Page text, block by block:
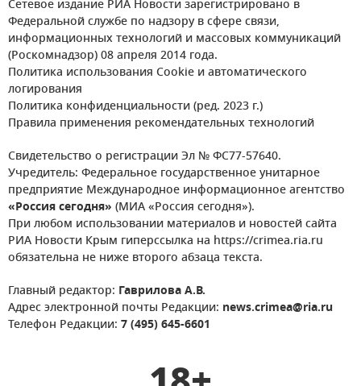
Сетевое издание РИА Новости зарегистрировано в
Федеральной службе по надзору в сфере связи,
информационных технологий и массовых коммуникаций
(Роскомнадзор) 08 апреля 2014 года.
Политика использования Cookie и автоматического
логирования
Политика конфиденциальности (ред. 2023 г.)
Правила применения рекомендательных технологий
Свидетельство о регистрации Эл № ФС77-57640.
Учредитель: Федеральное государственное унитарное
предприятие Международное информационное агентство
«Россия сегодня» (МИА «Россия сегодня»).
При любом использовании материалов и новостей сайта
РИА Новости Крым гиперссылка на https://crimea.ria.ru
обязательна не ниже второго абзаца текста.
Главный редактор: Гаврилова А.В.
Адрес электронной почты Редакции: news.crimea@ria.ru
Телефон Редакции: 7 (495) 645-6601